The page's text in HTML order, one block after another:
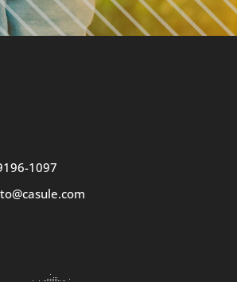
1097